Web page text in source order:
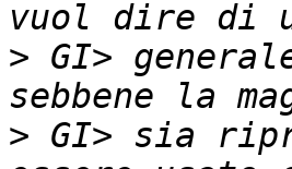
> GI>
> GI> sia